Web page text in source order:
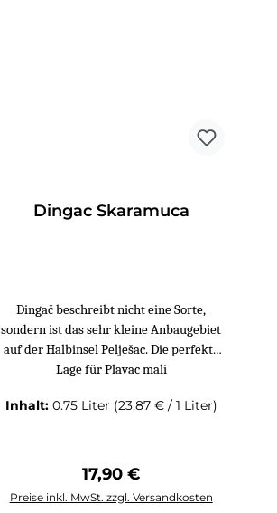
Dingac Skaramuca
Dingač beschreibt nicht eine Sorte,
sondern ist das sehr kleine Anbaugebiet
auf der Halbinsel Pelješac. Die perfekte
Lage für Plavac mali
Inhalt: 0.75 Liter (23,87 € / 1 Liter)
Regulärer Preis:
17,90 €
Preise inkl. MwSt. zzgl. Versandkosten